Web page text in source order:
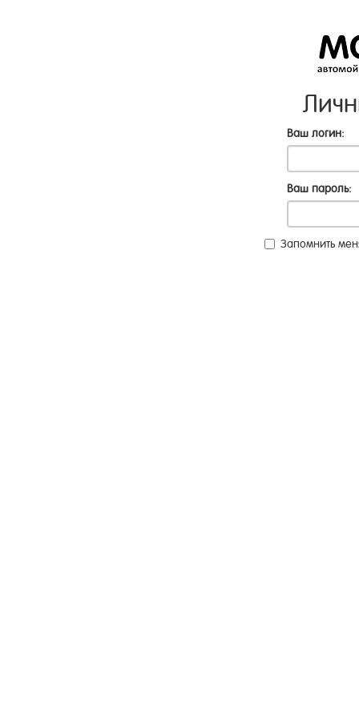
Ваш логин:
Ваш пароль:
Запомнить